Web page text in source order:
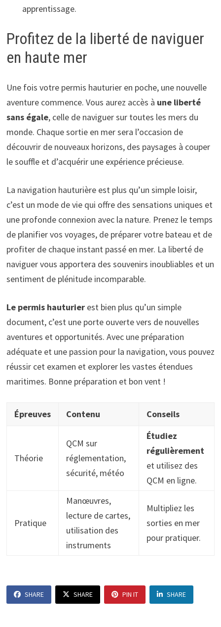
apprentissage.
Profitez de la liberté de naviguer
en haute mer
Une fois votre permis hauturier en poche, une nouvelle
aventure commence. Vous aurez accès à une liberté
sans égale, celle de naviguer sur toutes les mers du
monde. Chaque sortie en mer sera l’occasion de
découvrir de nouveaux horizons, des paysages à couper
le souffle et d’acquérir une expérience précieuse.
La navigation hauturière est plus qu’un simple loisir,
c’est un mode de vie qui offre des sensations uniques et
une profonde connexion avec la nature. Prenez le temps
de planifier vos voyages, de préparer votre bateau et de
profiter de chaque instant passé en mer. La liberté de
naviguer vous apportera des souvenirs inoubliables et un
sentiment de plénitude incomparable.
Le permis hauturierest bien plus qu’un simple
document, c’est une porte ouverte vers de nouvelles
aventures et opportunités. Avec une préparation
adéquate et une passion pour la navigation, vous pouvez
réussir cet examen et explorer les vastes étendues
maritimes. Bonne préparation et bon vent !
Épreuves Contenu Conseils
Théorie
QCM sur
réglementation,
sécurité, météo
Étudiez
régulièrement
et utilisez des
QCM en ligne.
Pratique
Manœuvres,
lecture de cartes,
utilisation des
instruments
Multipliez les
sorties en mer
pour pratiquer.
SHARE SHARE PIN IT SHARE